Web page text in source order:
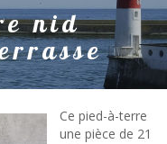
nid
Ce pied-à-terre
une pièce de 21